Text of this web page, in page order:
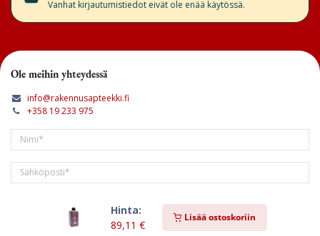
Hinta:
89,11 €
Lisää ostoskoriin
Vanhat kirjautumistiedot eivät ole enää käytössä.
Ole meihin yhteydessä
info@rakennusapteekki.fi
+358 19 233 975
Tilaa kirjeemme